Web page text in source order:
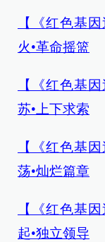
【《红色基
火•革命摇篮
【《红色基
苏•上下求索
【《红色基
荡•灿烂篇章
【《红色基
起•独立领导